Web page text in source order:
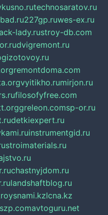
technosaratov.ru
227gp.ruwes-ex.ru
lady.rustroy-db.com
dvigremont.ru
remontdoma.com
vyitikho.rumirjon.ru
filosofyfree.com
greleon.comsp-or.ru
detkiexpert.ru
instrumentgid.ru
stroimaterials.ru
chastnyjdom.ru
landshaftblog.ru
lcna.kz
avtoguru.net